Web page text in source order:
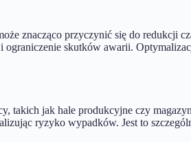
znacząco przyczynić się do redukcji
skutków awarii.
takich jak hale produkcyjne czy
ryzyko wypadków. Jest to